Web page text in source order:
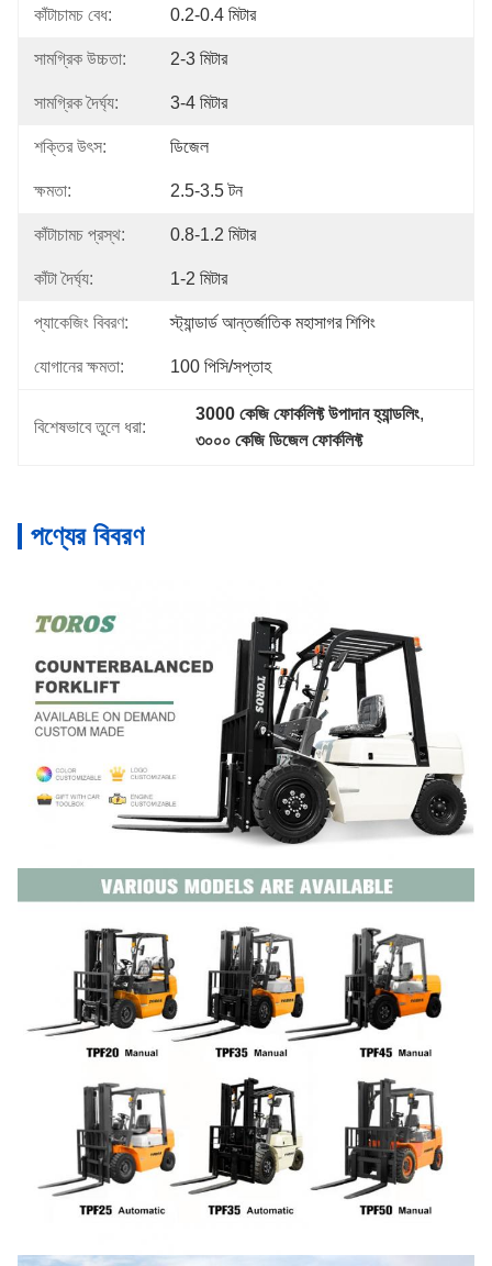
কাঁটাচামচ বেধ: 0.2-0.4 মিটার
সামগ্রিক উচ্চতা: 2-3 মিটার
সামগ্রিক দৈর্ঘ্য: 3-4 মিটার
শক্তির উৎস: ডিজেল
ক্ষমতা: 2.5-3.5 টন
কাঁটাচামচ প্রস্থ: 0.8-1.2 মিটার
কাঁটা দৈর্ঘ্য: 1-2 মিটার
প্যাকেজিং বিবরণ: স্ট্যান্ডার্ড আন্তর্জাতিক মহাসাগর শিপিং
যোগানের ক্ষমতা: 100 পিসি/সপ্তাহ
বিশেষভাবে তুলে ধরা:
3000 কেজি ফোর্কলিফ্ট উপাদান হ্যান্ডলিং,
৩০০০ কেজি ডিজেল ফোর্কলিফ্ট
পণ্যের বিবরণ